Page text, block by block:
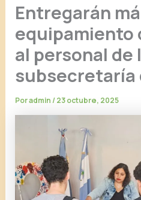
Entregarán
equipamiento
al personal de
subsecretaría
Poradmin/23 octubre, 2025